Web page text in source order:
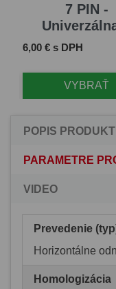
7 PIN -
Cena
6,00 € s DPH
VYBRAŤ
POPIS
PARAMETRE
VIDEO
Prevedenie
Horizontálne
Homologizácia